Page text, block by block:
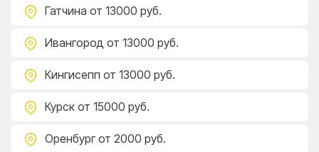
Гатчина от 13000 руб.
Ивангород от 13000 руб.
Кингисепп от 13000 руб.
Курск от 15000 руб.
Оренбург от 2000 руб.